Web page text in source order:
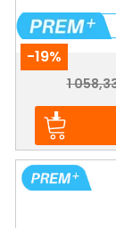
-19%
Prix
1